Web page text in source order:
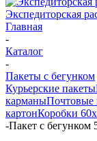
Экспедиторская
Главная
-
Каталог
-
Пакеты с бегунком
Курьерские пакеты
карманыПочтовые
картонКоробки
-Пакет с